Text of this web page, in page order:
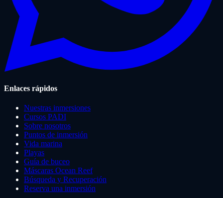
Enlaces rápidos
Nuestras inmersiones
Cursos PADI
Sobre nosotros
Puntos de inmersión
Vida marina
Playas
Guía de buceo
Máscaras Ocean Reef
Búsqueda y Recuperación
Reserva una inmersión